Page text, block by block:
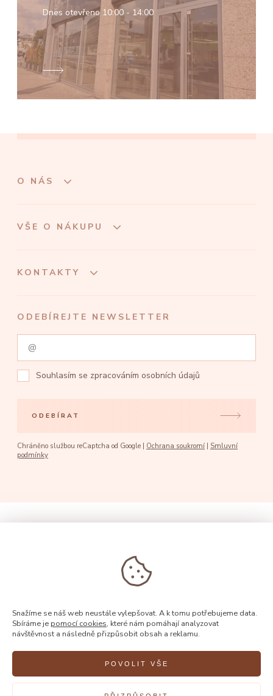
Dnes otevřeno 10:00 - 14:00
O NÁS
VŠE O NÁKUPU
KONTAKTY
ODEBÍREJTE NEWSLETTER
Souhlasím se zpracováním osobních údajů
ODEBÍRAT
Chráněno službou reCaptcha od Google | Ochrana soukromí | Smluvní
podmínky
Snažíme se náš web neustále vylepšovat. A k tomu potřebujeme data.
Sbíráme je pomocí cookies, které nám pomáhají analyzovat
návštěvnost a následně přizpůsobit obsah a reklamu.
POVOLIT VŠE